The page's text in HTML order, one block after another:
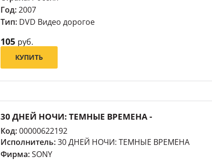
Год:2007
Тип: DVD Видео дорогое
105 руб.
КУПИТЬ
30 ДНЕЙ НОЧИ: ТЕМНЫЕ ВРЕМЕНА -
Код:00000622192
Исполнитель:30 ДНЕЙ НОЧИ: ТЕМНЫЕ ВРЕМЕНА
Фирма:SONY